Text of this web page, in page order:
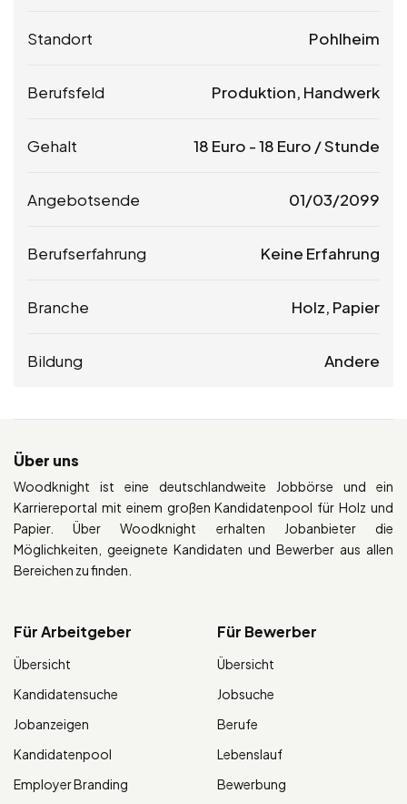
Standort Pohlheim
Berufsfeld Produktion, Handwerk
Gehalt 18 Euro -18 Euro / Stunde
Angebotsende 01/03/2099
Berufserfahrung Keine Erfahrung
Branche Holz, Papier
Bildung Andere
Über uns
Woodknight ist eine deutschlandweite Jobbörse und ein
Karriereportal mit einem großen Kandidatenpool für Holz und
Papier. Über Woodknight erhalten Jobanbieter die
Möglichkeiten, geeignete Kandidaten und Bewerber aus allen
Bereichen zu finden.
Für Arbeitgeber
Übersicht
Kandidatensuche
Jobanzeigen
Kandidatenpool
Employer Branding
Für Bewerber
Übersicht
Jobsuche
Berufe
Lebenslauf
Bewerbung